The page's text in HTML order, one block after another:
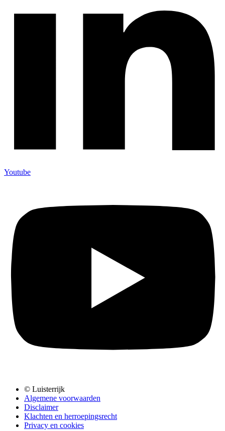
Youtube
© Luisterrijk
Algemene voorwaarden
Disclaimer
Klachten en herroepingsrecht
Privacy en cookies